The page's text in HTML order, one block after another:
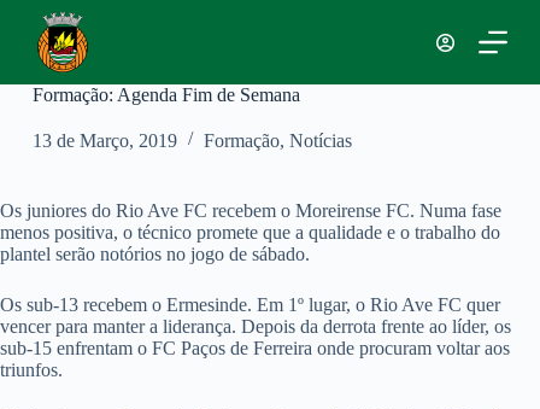
a
o
c
o
t
e
ú
d
Formação: Agenda Fim de Semana
13 de Março, 2019 Formação, Notícias
Os juniores do Rio Ave FC recebem o Moreirense FC. Numa fase
menos positiva, o técnico promete que a qualidade e o trabalho do
plantel serão notórios no jogo de sábado.
Os sub-13 recebem o Ermesinde. Em 1º lugar, o Rio Ave FC quer
vencer para manter a liderança. Depois da derrota frente ao líder, os
sub-15 enfrentam o FC Paços de Ferreira onde procuram voltar aos
triunfos.